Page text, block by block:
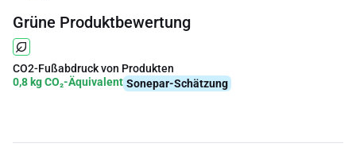
Grüne Produktbewertung
CO2-Fußabdruck von Produkten
0,8 kg CO₂-Äquivalent Sonepar-Schätzung